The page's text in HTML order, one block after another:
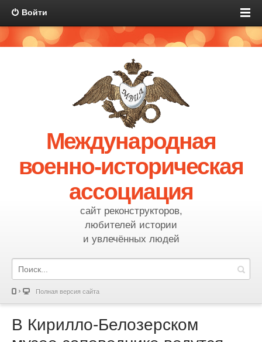
Войти
Международная
военно-историческая
ассоциация
сайт реконструкторов,
любителей истории
и увлечённых людей
Полная версия сайта
В Кирилло-Белозерском